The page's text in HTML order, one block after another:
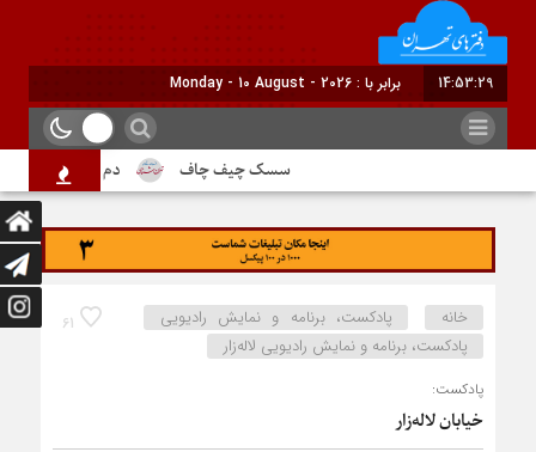
14:53:30 برابر با : Monday - 10 August - 2026
سسک چیف چاف دم جنبانک ابلق
61 خانه
پادکست، برنامه و نمایش رادیویی
پادکست، برنامه و نمایش رادیویی لاله‌زار
پادکست:
خیابان لاله‌زار